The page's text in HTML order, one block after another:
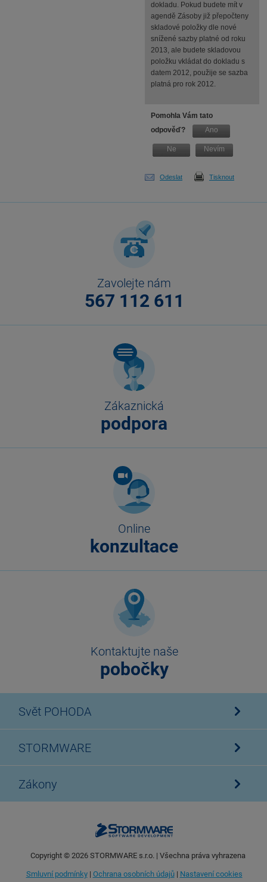
dokladu. Pokud budete mít v
agendě Zásoby již přepočteny
skladové položky dle nové
snížené sazby platné od roku
2013, ale budete skladovou
položku vkládat do dokladu s
datem 2012, použije se sazba
platná pro rok 2012.
Pomohla Vám tato
odpověď?
Ano
Ne Nevím
Odeslat Tisknout
Zavolejte nám
567 112 611
Zákaznická
podpora
Online
konzultace
Kontaktujte naše
pobočky
Svět POHODA
STORMWARE
Zákony
Copyright © 2026STORMWARE s.r.o. | Všechna práva vyhrazena
Smluvní podmínky| Ochrana osobních údajů| Nastavení cookies